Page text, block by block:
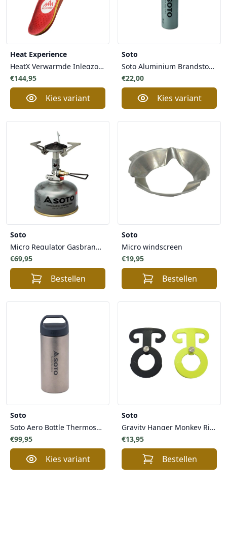
Heat Experience
HeatX Verwarmde Inlegzolen Unisex Heat Experience - Ultiem Voetcomfort
€144,95
Kies variant
Soto
Soto Aluminium Brandstoffles voor SOTO MUKA, StormBreaker met SmartPump Systeem
€22,00
Kies variant
Soto
Micro Regulator Gasbrander met piezo ontsteker
€69,95
Bestellen
Soto
Micro windscreen
€19,95
Bestellen
Soto
Soto Aero Bottle Thermosfles Titanium 200ml - Lichtgewicht Duurzaam Dubbelwandig Vacuüm geïsoleerd
€99,95
Kies variant
Soto
Gravity Hanger Monkey Ring
€13,95
Bestellen